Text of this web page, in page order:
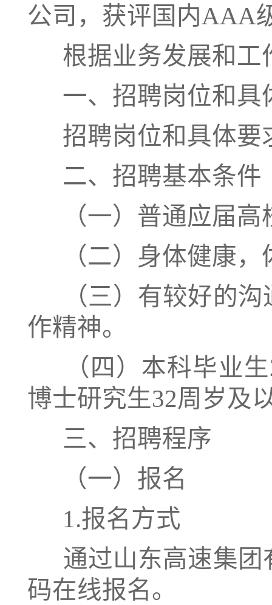
公司，获评国内AAA
根据业务发展和工
一、招聘岗位和具
招聘岗位和具体要
二、招聘基本条件
（一）普通应届高
（二）身体健康，
（三）有较好的沟
作精神。
（四）本科毕业
博士研究生32周岁及
三、招聘程序
（一）报名
1.报名方式
通过山东高速集团
码在线报名。